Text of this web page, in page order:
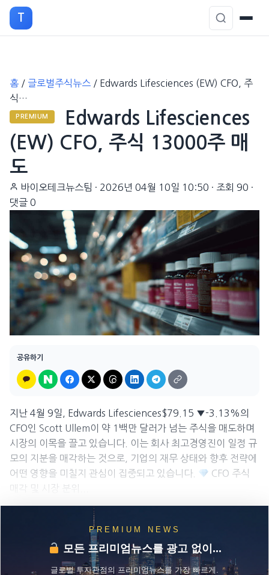
T
홈 / 글로벌주식뉴스 / Edwards Lifesciences (EW) CFO, 주
식…
PREMIUM
Edwards Lifesciences
(EW) CFO, 주식 13000주 매
도
바이오테크뉴스팀 · 2026년 04월 10일 10:50 · 조회 90 ·
댓글 0
공유하기
지난 4월 9일, Edwards Lifesciences$79.15 ▼-3.13%의
CFO인 Scott Ullem이 약 1백만 달러가 넘는 주식을 매도하며
시장의 이목을 끌고 있습니다. 이는 회사 최고경영진이 일정 규
모의 지분을 매각하는 것으로, 기업의 재무 상태와 향후 전략에
어떤 영향을 미칠지 관심이 집중되고 있습니다.
CFO 주식
매각 및 시장 분위...
PREMIUM NEWS
모든 프리미엄뉴스를 광고 없이...
글로벌 투자관점의 프리미엄뉴스를 가장 빠르게.